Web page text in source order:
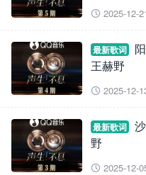
 2025-12-
最新歌词
王赫野
 2025-12-
最新歌词
野
 2025-12-